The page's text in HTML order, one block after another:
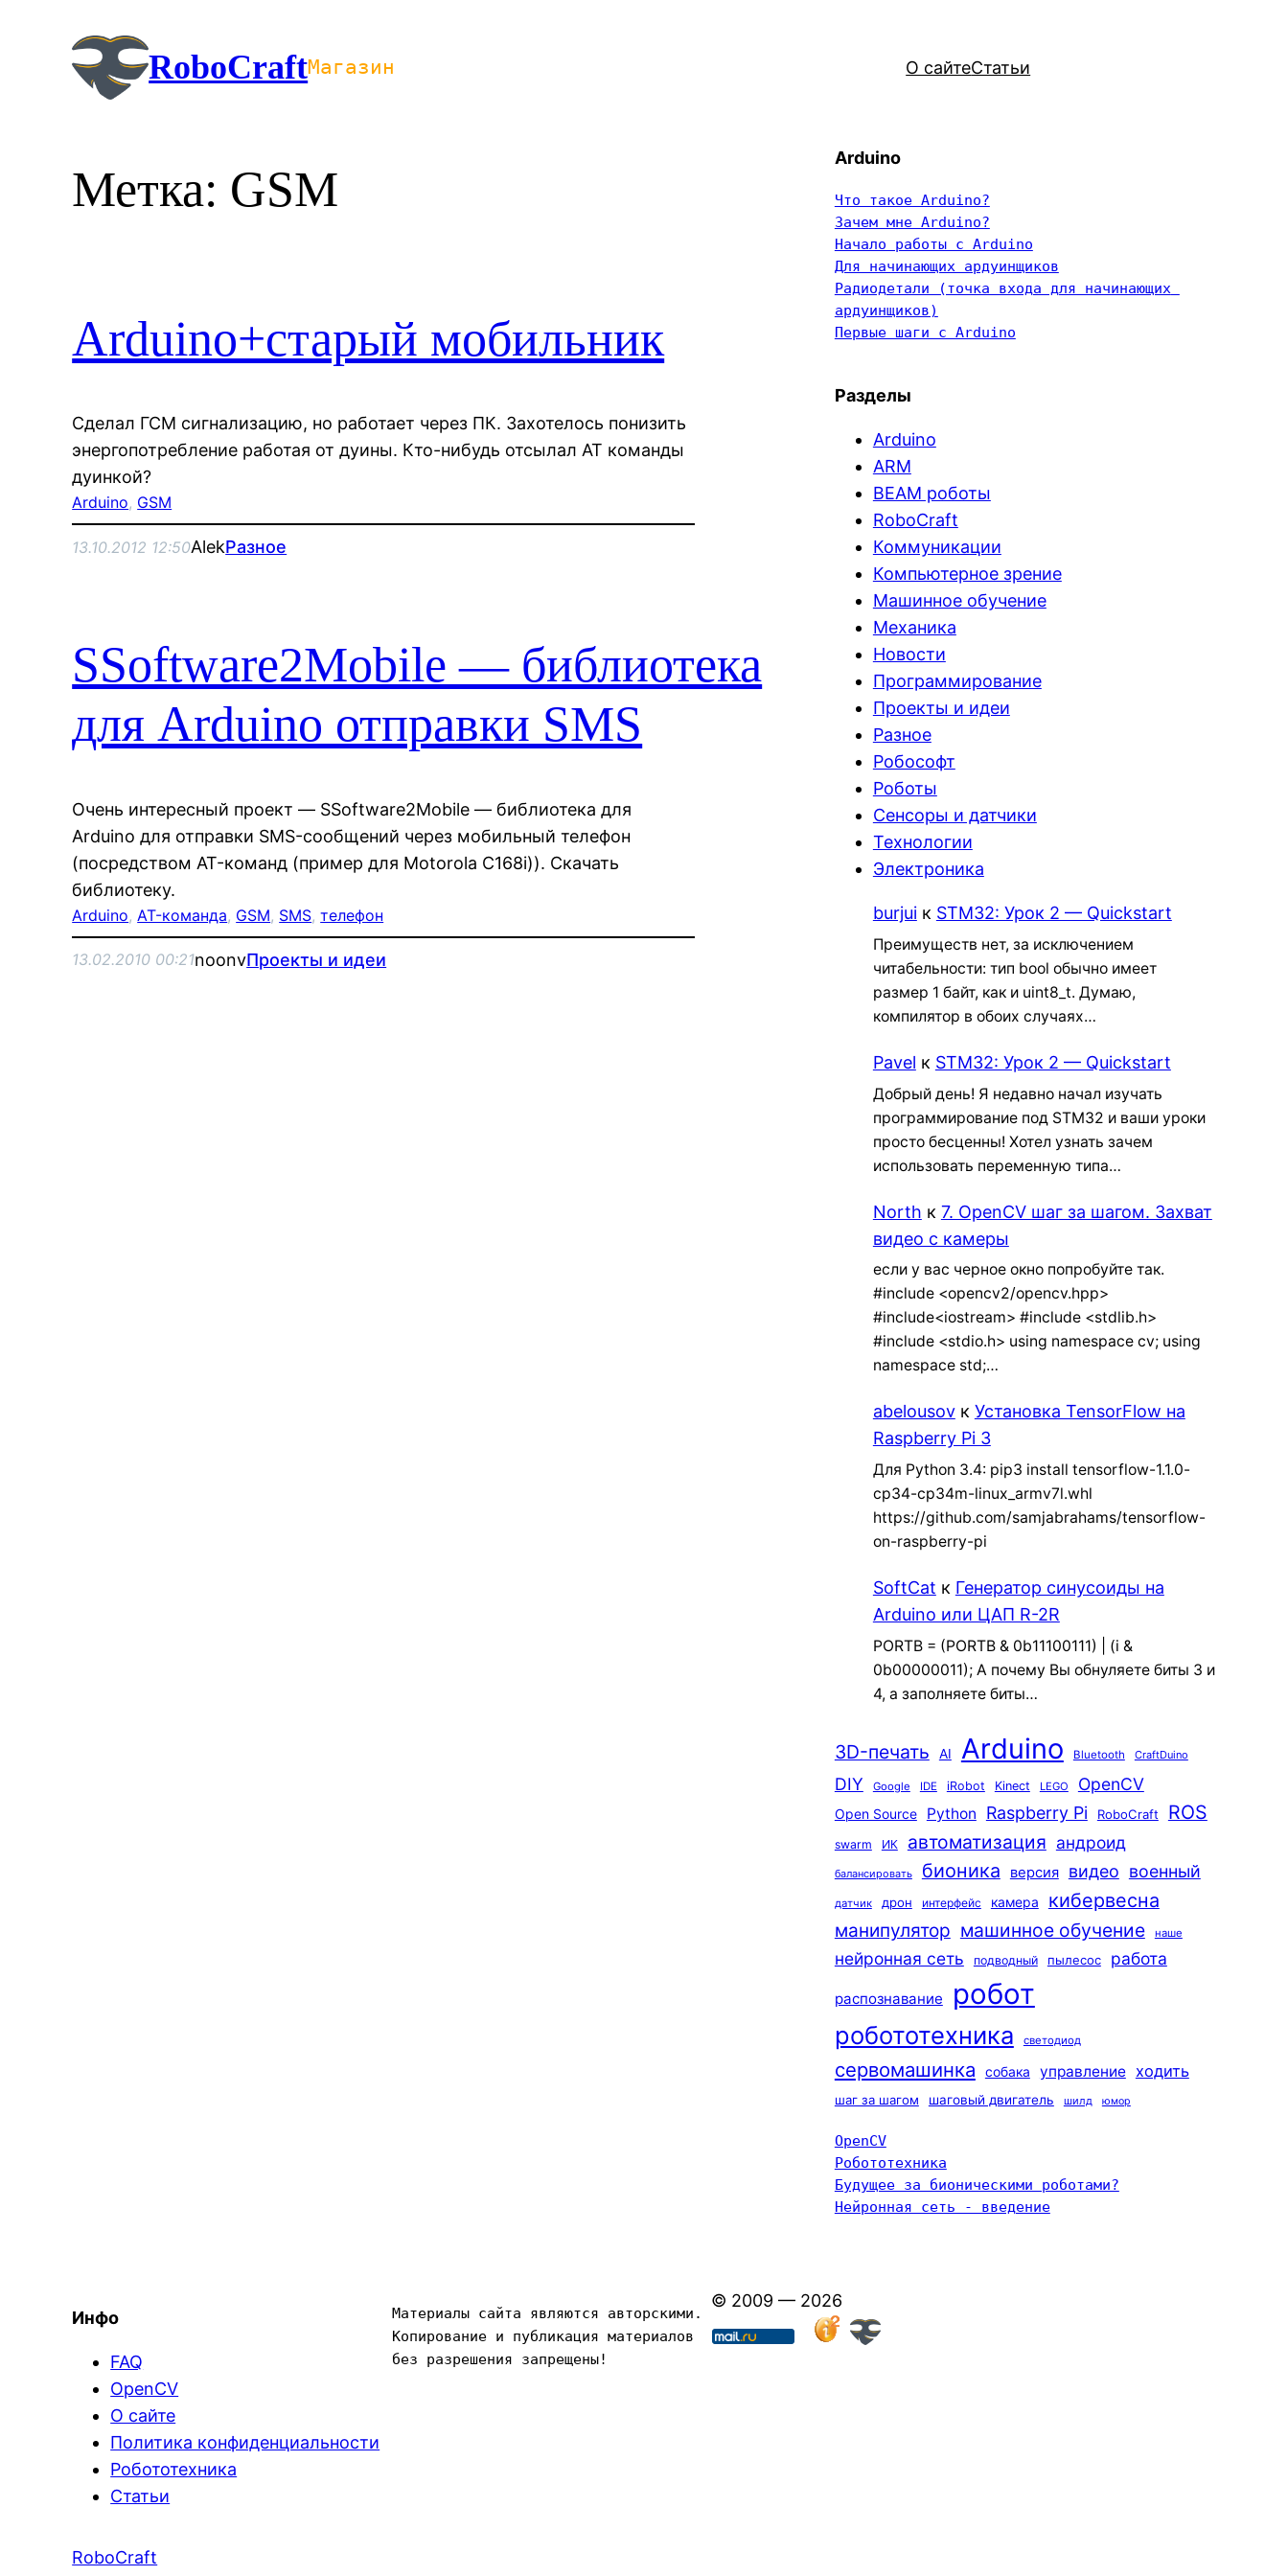
содержимому
RoboCraftМагазин О сайтеСтатьи
Метка: GSM
Arduino+старый мобильник
Сделал ГСМ сигнализацию, но работает через ПК. Захотелось понизить
энергопотребление работая от дуины. Кто-нибудь отсылал АТ команды
дуинкой?
Arduino, GSM
13.10.2012 12:50AlekРазное
SSoftware2Mobile — библиотека
для Arduino отправки SMS
Очень интересный проект — SSoftware2Mobile — библиотека для
Arduino для отправки SMS-сообщений через мобильный телефон
(посредством AT-команд (пример для Motorola C168i)). Скачать
библиотеку.
Arduino, AT-команда, GSM, SMS, телефон
13.02.2010 00:21noonvПроекты и идеи
Arduino
Что такое Arduino?
Зачем мне Arduino?
Начало работы с Arduino
Для начинающих ардуинщиков
Радиодетали (точка входа для начинающих
ардуинщиков)
Первые шаги с Arduino
Разделы
Arduino
ARM
BEAM роботы
RoboCraft
Коммуникации
Компьютерное зрение
Машинное обучение
Механика
Новости
Программирование
Проекты и идеи
Разное
Робософт
Роботы
Сенсоры и датчики
Технологии
Электроника
burjuiк STM32: Урок 2 — Quickstart
Преимуществ нет, за исключением
читабельности: тип bool обычно имеет
размер 1 байт, как и uint8_t. Думаю,
компилятор в обоих случаях…
Pavel к STM32: Урок 2 — Quickstart
Добрый день! Я недавно начал изучать
программирование под STM32 и ваши уроки
просто бесценны! Хотел узнать зачем
использовать переменную типа…
North к 7. OpenCV шаг за шагом. Захват
видео с камеры
если у вас черное окно попробуйте так.
#include <opencv2/opencv.hpp>
#include<iostream> #include <stdlib.h>
#include <stdio.h> using namespace cv; using
namespace std;…
abelousovк Установка TensorFlow на
Raspberry Pi 3
Для Python 3.4: pip3 install tensorflow-1.1.0-
cp34-cp34m-linux_armv7l.whl
https://github.com/samjabrahams/tensorflow-
on-raspberry-pi
SoftCat к Генератор синусоиды на
Arduino или ЦАП R-2R
PORTB = (PORTB & 0b11100111) | (i &
0b00000011); А почему Вы обнуляете биты 3 и
4, а заполняете биты…
3D-печать AI Arduino Bluetooth CraftDuino
DIY Google IDE iRobot Kinect LEGO OpenCV
Open Source Python Raspberry Pi RoboCraft ROS
swarm ИК автоматизация андроид
балансировать бионика версия видео военный
датчик дрон интерфейс камера кибервесна
манипулятор машинное обучение наше
нейронная сеть подводный пылесос работа
распознавание робот
робототехника светодиод
сервомашинка собака управление ходить
шаг за шагом шаговый двигатель шилд юмор
OpenCV
Робототехника
Будущее за бионическими роботами?
Нейронная сеть - введение
Инфо
FAQ
OpenCV
О сайте
Политика конфиденциальности
Робототехника
Статьи
Материалы сайта являются авторскими.
Копирование и публикация материалов
без разрешения запрещены!
© 2009 — 2026
RoboCraft